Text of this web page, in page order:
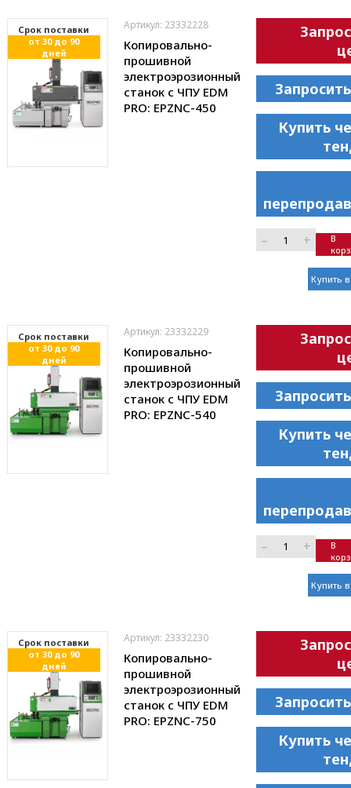
Cрок поставки
от 30 до 90
дней
Артикул: 23332228
Копировально-
прошивной
электроэрозионный
станок с ЧПУ EDM
PRO: EPZNC-450
Купить
– +
В
Купить
Cрок поставки
от 30 до 90
дней
Артикул: 23332229
Копировально-
прошивной
электроэрозионный
станок с ЧПУ EDM
PRO: EPZNC-540
Купить
– +
В
Купить
Cрок поставки
от 30 до 90
дней
Артикул: 23332230
Копировально-
прошивной
электроэрозионный
станок с ЧПУ EDM
PRO: EPZNC-750
Купить